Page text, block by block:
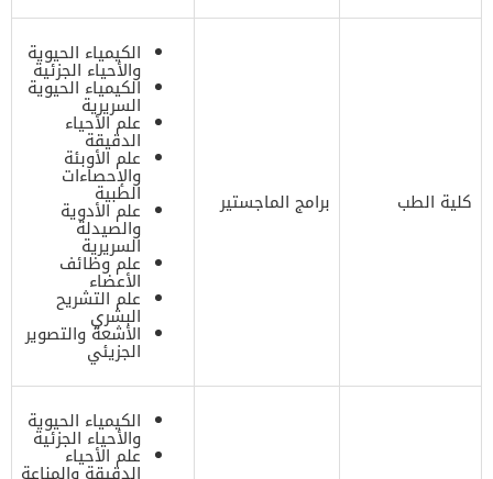
كلية الطب برامج الماجستير
الكيمياء الحيوية
والأحياء الجزئية
الكيمياء الحيوية
السريرية
علم الأحياء
الدقيقة
علم الأوبئة
والإحصاءات
الطبية
علم الأدوية
والصيدلة
السريرية
علم وظائف
الأعضاء
علم التشريح
البشري
الأشعة والتصوير
الجزيئي
الكيمياء الحيوية
والأحياء الجزئية
علم الأحياء